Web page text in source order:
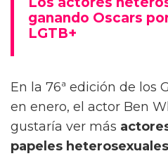
ganando Oscars
LGTB+
En la 76ª edición de los
en enero, el actor Ben
gustaría ver más
papeles heterosexuales